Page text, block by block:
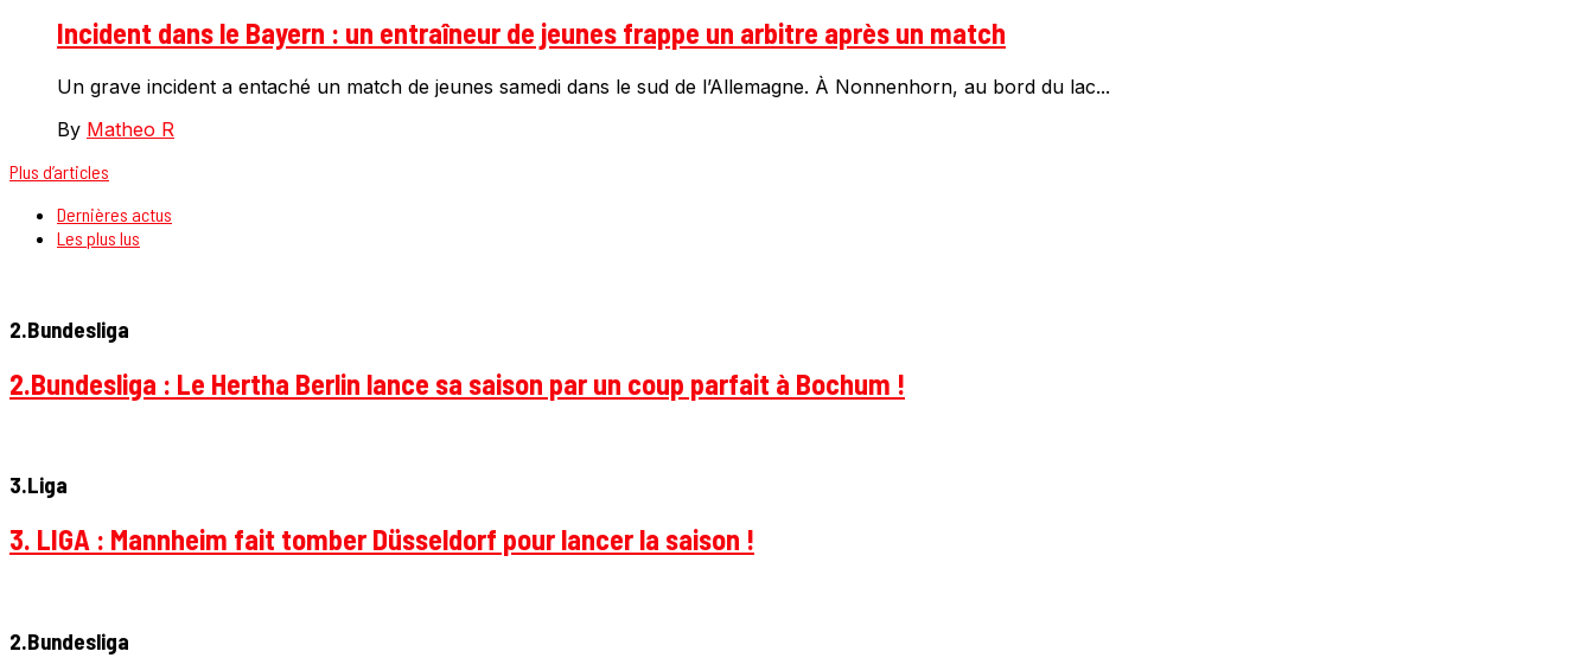
Incident dans le Bayern : un entraîneur de jeunes frappe un arbitre après un match
Un grave incident a entaché un match de jeunes samedi dans le sud de l’Allemagne. À Nonnenhorn, au bord du lac...
By Matheo R
Plus d’articles
Dernières actus
Les plus lus
2.Bundesliga
2.Bundesliga : Le Hertha Berlin lance sa saison par un coup parfait à Bochum !
3.Liga
3. LIGA : Mannheim fait tomber Düsseldorf pour lancer la saison !
2.Bundesliga